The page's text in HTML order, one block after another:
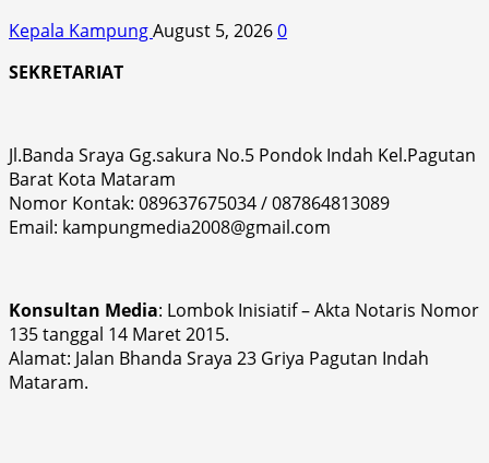
Kepala KampungAugust 5, 20260
SEKRETARIAT
Jl.Banda Sraya Gg.sakura No.5 Pondok Indah Kel.Pagutan
Barat Kota Mataram
Nomor Kontak: 089637675034 / 087864813089
Email: kampungmedia2008@gmail.com
Konsultan Media: Lombok Inisiatif – Akta Notaris Nomor
135 tanggal 14 Maret 2015.
Alamat: Jalan Bhanda Sraya 23 Griya Pagutan Indah
Mataram.